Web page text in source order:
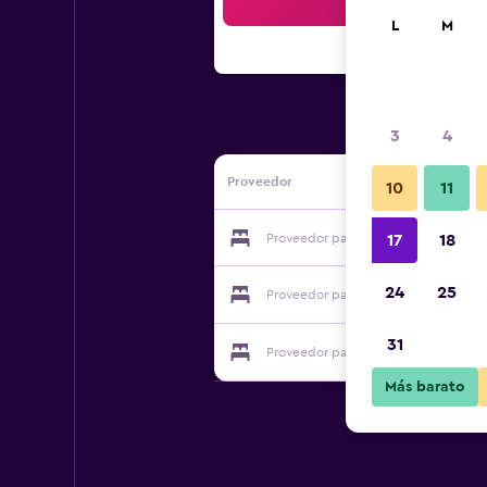
Proveedor
Proveedor para Pacific Bay Resort
Proveedor para Pacific Bay Resort
Proveedor para Pacific Bay Resort
L M
3 4
10 11
17 18
24 25
31
Más barato